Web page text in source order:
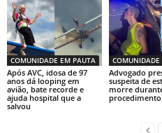
COMUNIDADE EM PAUTA
Após AVC, idosa de 97
anos dá looping em
avião, bate recorde e
ajuda hospital que a
salvou
COMUNIDADE
Advogado
suspeita de
morre